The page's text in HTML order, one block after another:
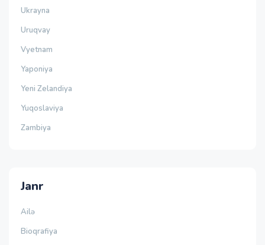
Ukrayna
Uruqvay
Vyetnam
Yaponiya
Yeni Zelandiya
Yuqoslaviya
Zambiya
Janr
Ailə
Bioqrafiya